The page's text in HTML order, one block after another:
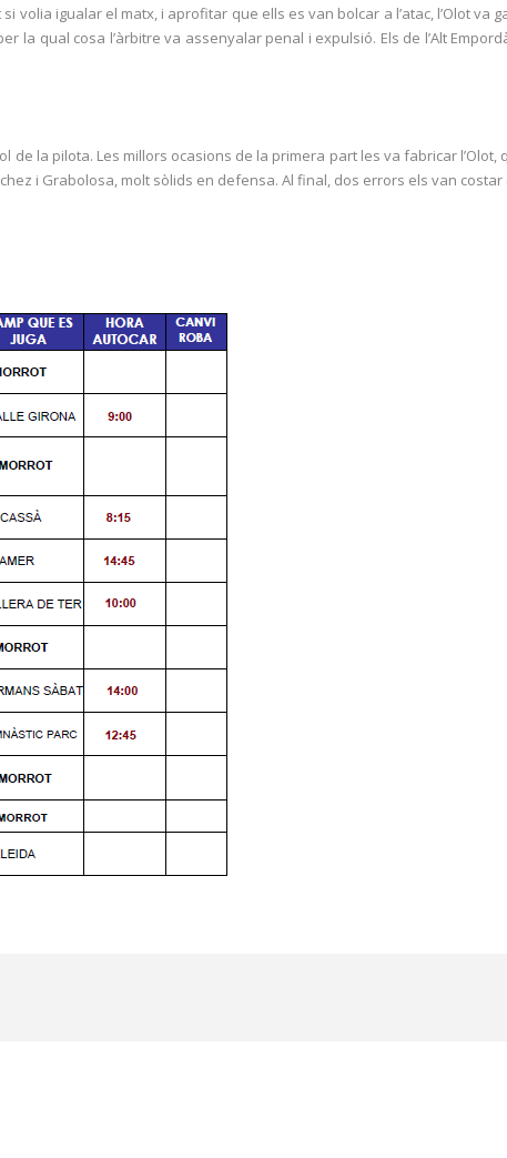
igualar el matx, i aprofitar que ells es van bolcar a l’atac, l’Olot va
la qual cosa l’àrbitre va assenyalar penal i expulsió. Els de l’Alt
la pilota. Les millors ocasions de la primera part les va fabricar
i Grabolosa, molt sòlids en defensa. Al final, dos errors els van